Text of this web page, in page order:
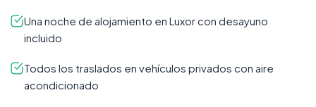
Una noche de alojamiento en Luxor con desayuno
incluido
Todos los traslados en vehículos privados con aire
acondicionado